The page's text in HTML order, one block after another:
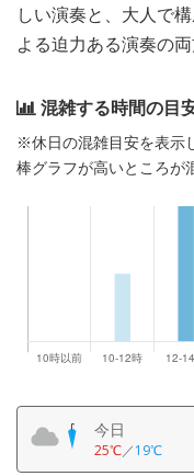
しい演奏と、大人で
よる迫力ある演奏の両
混雑する時間の目
※休日の混雑目安を表示
棒グラフが高いところが
今日
25℃／19℃